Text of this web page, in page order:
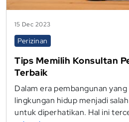
15 Dec 2023
Perizinan
Tips Memilih Konsultan
Terbaik
Dalam era pembangunan
lingkungan hidup menjadi
untuk diperhatikan. Hal ini